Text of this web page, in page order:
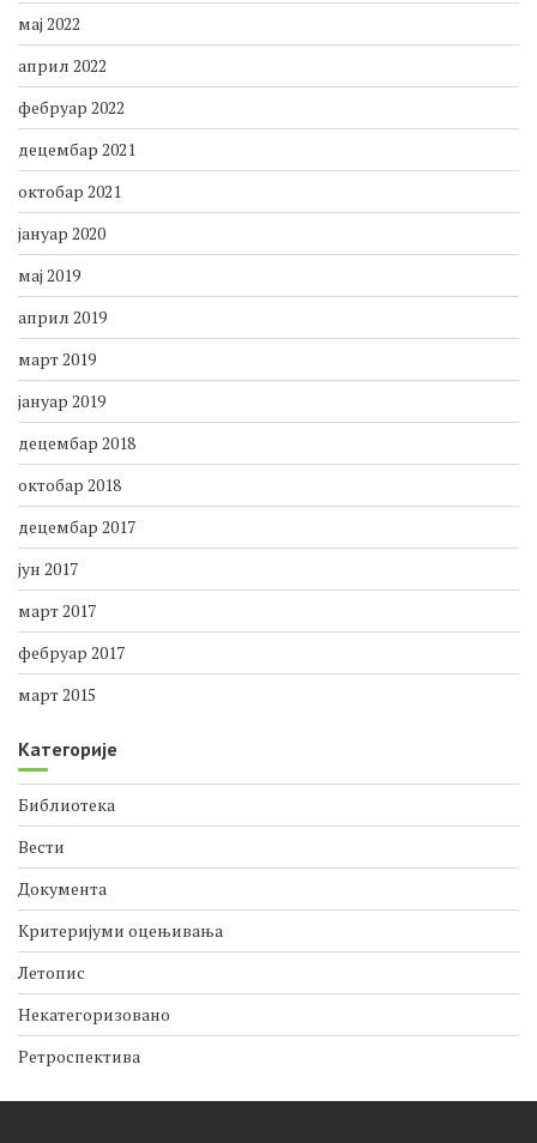
мај 2022
април 2022
фебруар 2022
децембар 2021
октобар 2021
јануар 2020
мај 2019
април 2019
март 2019
јануар 2019
децембар 2018
октобар 2018
децембар 2017
јун 2017
март 2017
фебруар 2017
март 2015
Категорије
Библиотека
Вести
Документа
Критеријуми оцењивања
Летопис
Некатегоризовано
Ретроспектива